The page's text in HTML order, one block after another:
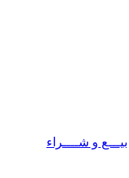
بيـــع و شــــراء